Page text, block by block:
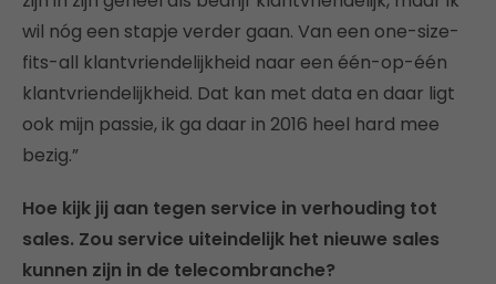
wil nóg een stapje verder gaan. Van een one-size-
fits-all klantvriendelijkheid naar een één-op-één
klantvriendelijkheid. Dat kan met data en daar ligt
ook mijn passie, ik ga daar in 2016 heel hard mee
bezig.”
Hoe kijk jij aan tegen service in verhouding tot
sales. Zou service uiteindelijk het nieuwe sales
kunnen zijn in de telecombranche?